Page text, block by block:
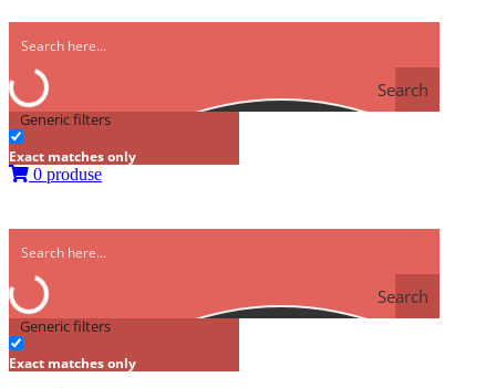
Search
Generic filters
Exact matches only
0 produse
Search
Generic filters
Exact matches only